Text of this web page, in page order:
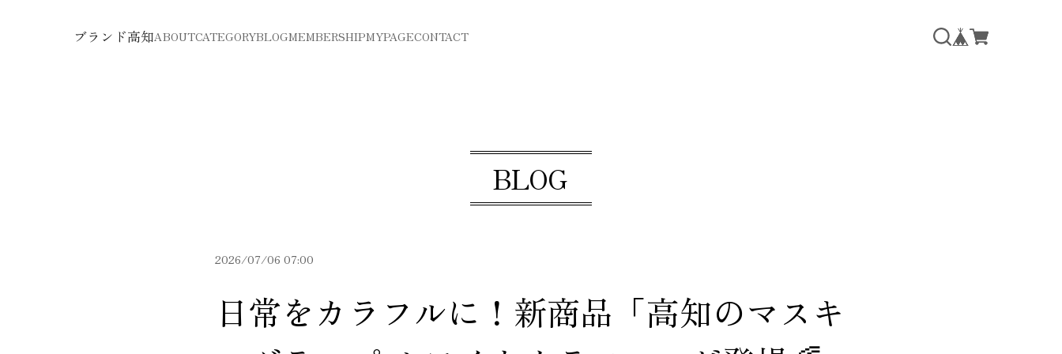
ブランド高知ABOUTCATEGORYBLOGMEMBERSHIPMYPAGECONTACT
BLOG
日常をカラフルに！新商品「高知のマスキ
2026/07/06 07:00